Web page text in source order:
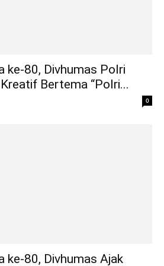
ke-80, Divhumas Polri
Bertema “Polri...
0
ke-80, Divhumas Ajak